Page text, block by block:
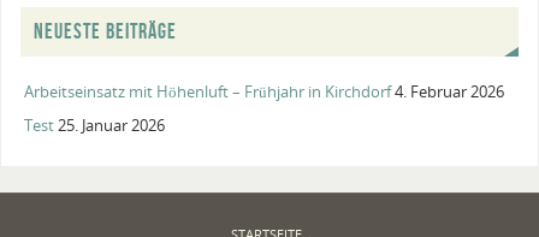
NEUESTE BEITRÄGE
Arbeitseinsatz mit Höhenluft – Frühjahr in Kirchdorf4. Februar 2026
Test25. Januar 2026